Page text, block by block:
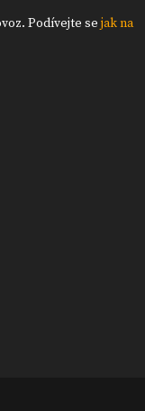
Podívejte sejak na